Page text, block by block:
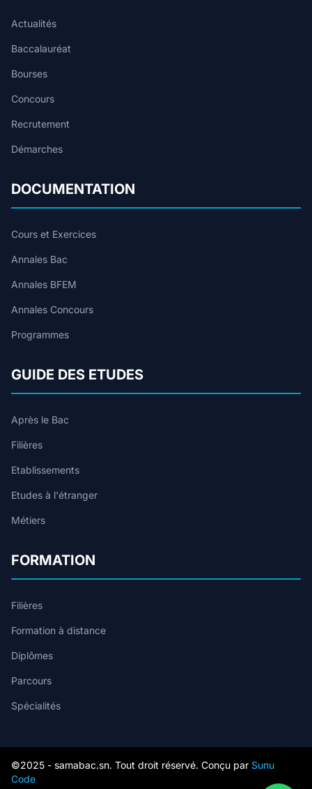
Actualités
Baccalauréat
Bourses
Concours
Recrutement
Démarches
DOCUMENTATION
Cours et Exercices
Annales Bac
Annales BFEM
Annales Concours
Programmes
GUIDE DES ETUDES
Après le Bac
Filières
Etablissements
Etudes à l'étranger
Métiers
FORMATION
Filières
Formation à distance
Diplômes
Parcours
Spécialités
©2025 - samabac.sn. Tout droit réservé. Conçu par Sunu
Code